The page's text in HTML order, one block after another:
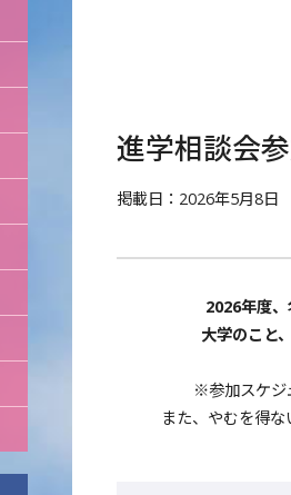
進学相談会
掲載日：2026年5月8日
2026年度
大学のこと
※参加スケジ
また、やむを得な